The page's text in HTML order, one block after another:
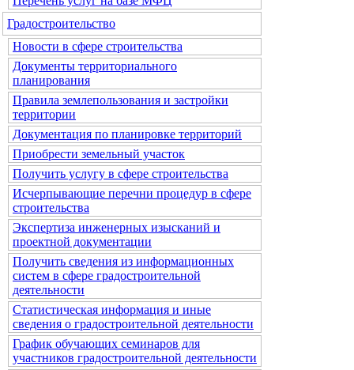
Градостроительство
Новости в сфере строительства
Документы территориального
планирования
Правила землепользования и застройки
территории
Документация по планировке территорий
Приобрести земельный участок
Получить услугу в сфере строительства
Исчерпывающие перечни процедур в сфере
строительства
Экспертиза инженерных изысканий и
проектной документации
Получить сведения из информационных
систем в сфере градостроительной
деятельности
Статистическая информация и иные
сведения о градостроительной деятельности
График обучающих семинаров для
участников градостроительной деятельности